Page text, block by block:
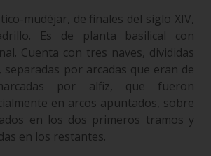
mudéjar, de finales del siglo XIV,
Es de planta basilical con
Cuenta con tres naves, divididas
separadas por arcadas que eran de
por alfiz, que fueron
en arcos apuntados, sobre
en los dos primeros tramos y
en los restantes.